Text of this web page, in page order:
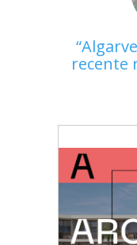
recente